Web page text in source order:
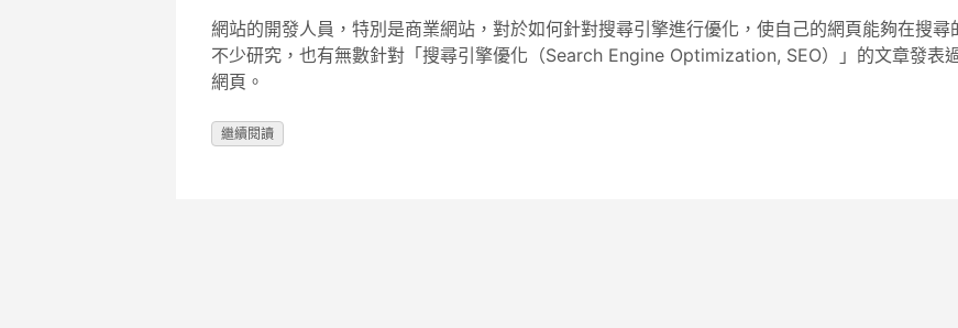
網站的開發人員，特別是商業網站，對於如何針對搜尋引擎進行優化，使自己的網頁能夠在搜
不少研究，也有無數針對「搜尋引擎優化（Search Engine Optimization, SEO）」的文章發表
網頁。
繼續閱讀